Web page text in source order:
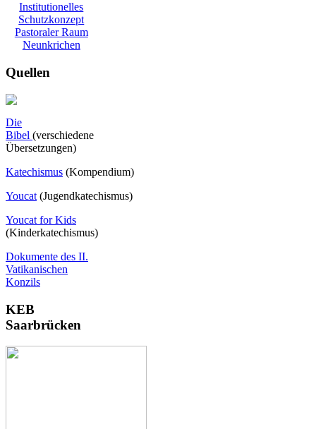
Institutionelles
Schutzkonzept
Pastoraler Raum
Neunkrichen
Quellen
Die
Bibel (verschiedene
Übersetzungen)
Katechismus (Kompendium)
Youcat (Jugendkatechismus)
Youcat for Kids
(Kinderkatechismus)
Dokumente des II.
Vatikanischen
Konzils
KEB
Saarbrücken